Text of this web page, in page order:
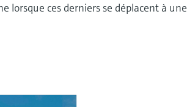
lorsque ces derniers se déplacent à une